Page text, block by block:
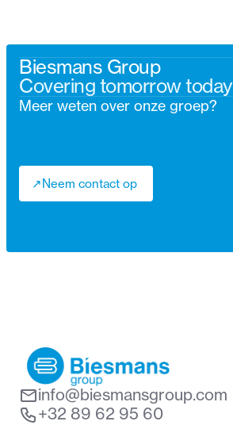
Biesmans Group
Covering tomorrow today
Meer weten over onze groep?
↗
↗
Neem contact op
info@biesmansgroup.com
+32 89 62 95 60